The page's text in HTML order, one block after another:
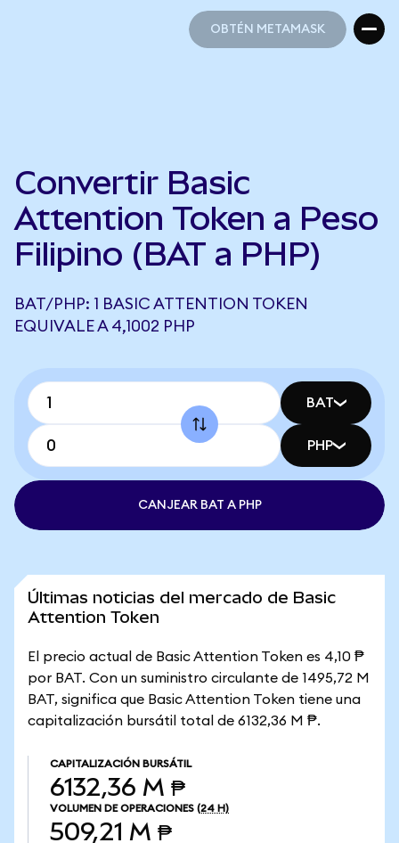
OBTÉN METAMASK
Convertir Basic
Attention Token a Peso
Filipino (BAT a PHP)
BAT/PHP: 1 BASIC ATTENTION TOKEN
EQUIVALE A 4,1002 PHP
BAT
PHP
CANJEAR BAT A PHP
Últimas noticias del mercado de Basic
Attention Token
El precio actual de Basic Attention Token es 4,10 ₱
por BAT. Con un suministro circulante de 1495,72 M
BAT, significa que Basic Attention Token tiene una
capitalización bursátil total de 6132,36 M ₱.
CAPITALIZACIÓN BURSÁTIL
6132,36 M ₱
VOLUMEN DE OPERACIONES (24 H)
509,21 M ₱